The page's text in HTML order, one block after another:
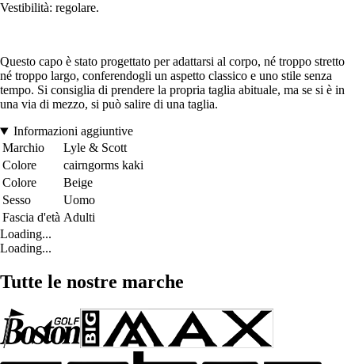
Vestibilità: regolare.
Questo capo è stato progettato per adattarsi al corpo, né troppo stretto
né troppo largo, conferendogli un aspetto classico e uno stile senza
tempo. Si consiglia di prendere la propria taglia abituale, ma se si è in
una via di mezzo, si può salire di una taglia.
Informazioni aggiuntive
Marchio
Lyle & Scott
Colore
cairngorms kaki
Colore
Beige
Sesso
Uomo
Fascia d'età Adulti
Loading...
Loading...
Tutte le nostre marche